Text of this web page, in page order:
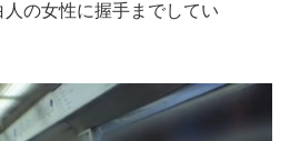
の女性に握手までしてい